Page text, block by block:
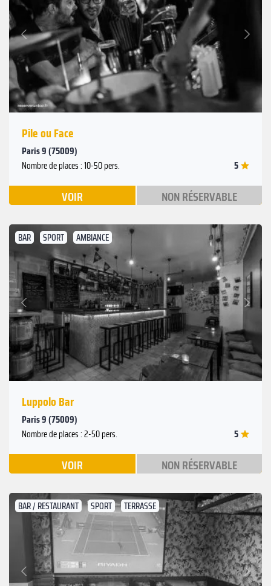
Précédent
Suivant
Pile ou Face
Paris 9 (75009)
Nombre de places : 10-50 pers. 5
VOIR NON RÉSERVABLE
BAR SPORT AMBIANCE
Précédent
Suivant
Luppolo Bar
Paris 9 (75009)
Nombre de places : 2-50 pers. 5
VOIR NON RÉSERVABLE
BAR / RESTAURANT SPORT TERRASSE
Précédent
Suivant